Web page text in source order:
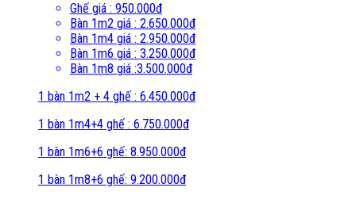
Ghế giá : 950.000đ
Bàn 1m2 giá : 2.650.000đ
Bàn 1m4 giá : 2.950.000đ
Bàn 1m6 giá : 3.250.000đ
Bàn 1m8 giá :3.500.000đ
1 bàn 1m2 + 4 ghế : 6.450.000đ
1 bàn 1m4+4 ghế : 6.750.000đ
1 bàn 1m6+6 ghế: 8.950.000đ
1 bàn 1m8+6 ghế: 9.200.000đ